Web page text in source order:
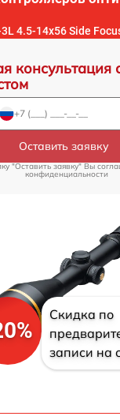
4.5-14x56 Side
консультация
Оставить заявку
"Оставить заявку" Вы
конфиденциальности
Скидка по
записи на